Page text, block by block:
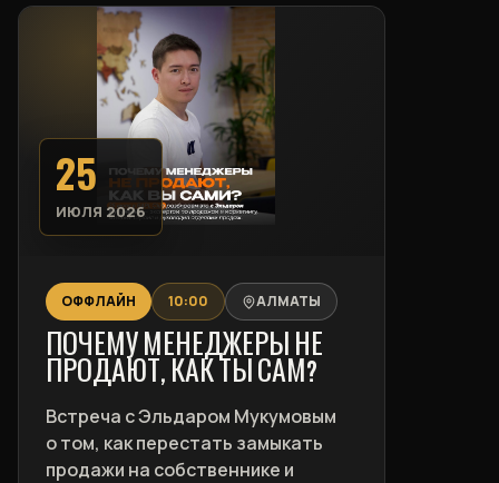
25
ИЮЛЯ 2026
ОФФЛАЙН 10:00 АЛМАТЫ
ПОЧЕМУ МЕНЕДЖЕРЫ НЕ
ПРОДАЮТ, КАК ТЫ САМ?
Встреча с Эльдаром Мукумовым
о том, как перестать замыкать
продажи на собственнике и